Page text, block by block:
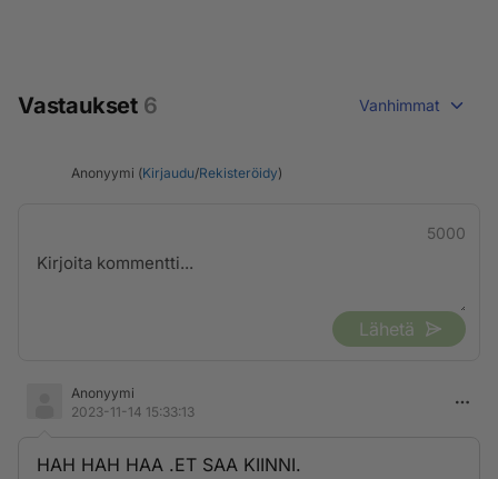
Vastaukset 6 Vanhimmat
Anonyymi (Kirjaudu/Rekisteröidy)
5000
Lähetä
Anonyymi
2023-11-14 15:33:13
HAH HAH HAA .ET SAA KIINNI.